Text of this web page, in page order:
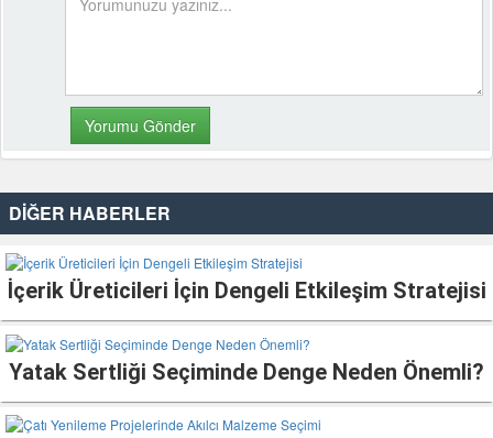
DİĞER HABERLER
İçerik Üreticileri İçin Dengeli Etkileşim Stratejisi
Yatak Sertliği Seçiminde Denge Neden Önemli?